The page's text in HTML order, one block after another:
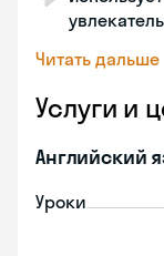
Читать дальше
Услуги и
Английский
Уроки